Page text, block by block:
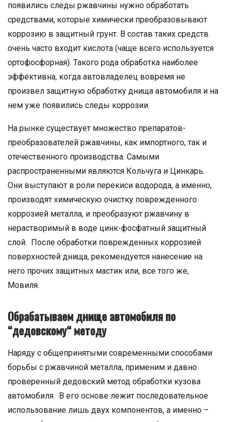
появились следы ржавчины нужно обработать
средствами, которые химически преобразовывают
коррозию в защитный грунт. В состав таких средств
очень часто входит кислота (чаще всего используется
ортофосфорная). Такого рода обработка наиболее
эффективна, когда автовладелец вовремя не
произвел защитную обработку днища автомобиля и на
нем уже появились следы коррозии.
На рынке существует множество препаратов-
преобразователей ржавчины, как импортного, так и
отечественного производства. Самыми
распространенными являются Кольчуга и Цинкарь.
Они выступают в роли перекиси водорода, а именно,
производят химическую очистку поврежденного
коррозией металла, и преобразуют ржавчину в
нерастворимый в воде цинк-фосфатный защитный
слой. После обработки поврежденных коррозией
поверхностей днища, рекомендуется нанесение на
него прочих защитных мастик или, все того же,
Мовиля.
Обрабатываем днище автомобиля по
“дедовскому“ методу
Наряду с общепринятыми современными способами
борьбы с ржавчиной металла, применим и давно
проверенный дедовский метод обработки кузова
автомобиля. В его основе лежит последовательное
использование лишь двух компонентов, а именно –